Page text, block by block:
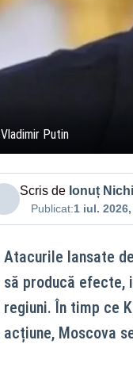
Vladimir Putin
Scris de Ionuț
Publicat:1 iul.
Atacurile lansate
să producă
regiuni. În timp ce
acțiune, Moscova